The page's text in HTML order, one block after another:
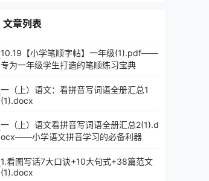
文章列表
10.19【小学笔顺字帖】一年级(1).pdf——
专为一年级学生打造的笔顺练习宝典
一（上）语文：看拼音写词语全册汇总1
(1).docx
一（上）语文看拼音写词语全册汇总2(1).d
ocx——小学语文拼音学习的必备利器
1.看图写话7大口诀+10大句式+38篇范文
(1).docx